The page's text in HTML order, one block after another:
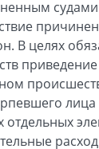
В целях
лица
отдельных